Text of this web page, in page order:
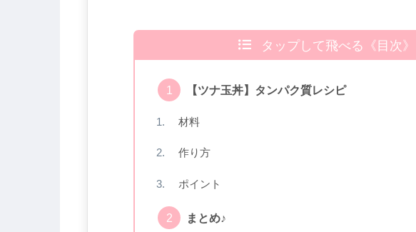
タップして飛べる《目次》
【ツナ玉丼】タンパク質レシピ
材料
作り方
ポイント
まとめ♪